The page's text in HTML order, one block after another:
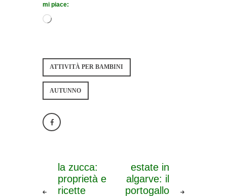
mi piace:
ATTIVITÀ PER BAMBINI
AUTUNNO
la zucca:
proprietà e
ricette
estate in
algarve: il
portogallo